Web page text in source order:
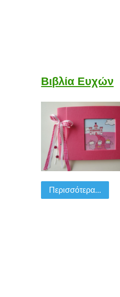
Βιβλία Ευχών
Περισσότερα...